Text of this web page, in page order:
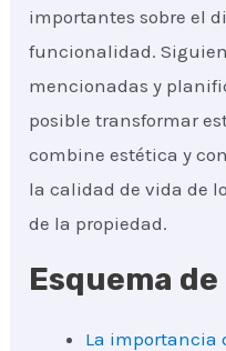
importantes sobre el
funcionalidad.
mencionadas y
posible transformar
combine estética y
la calidad de vida de
de la propiedad.
Esquema
La importancia